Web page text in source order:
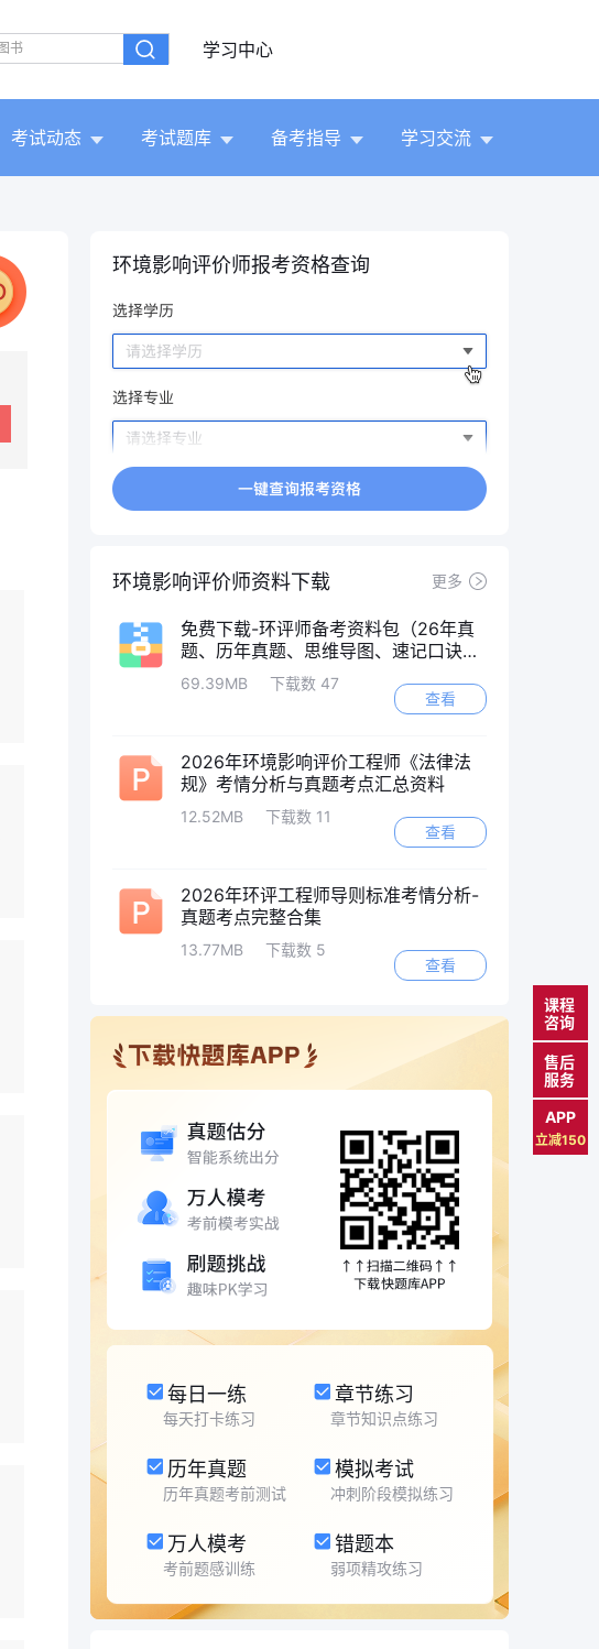
学习中心
考试动态 考试题库 备考指导 学习交流
环境影响评价师报考资格查询
环境影响评价师资料下载 更多
免费下载-环评师备考资料包（26年真
题、历年真题、思维导图、速记口诀
等）
69.39MB
下载数 47
查看
2026年环境影响评价工程师《法律法
规》考情分析与真题考点汇总资料
12.52MB
下载数 11
查看
2026年环评工程师导则标准考情分析-
真题考点完整合集
13.77MB
下载数 5
查看
每日一练
每天打卡练习
章节练习
章节知识点练习
历年真题
历年真题考前测试
模拟考试
冲刺阶段模拟练习
万人模考
考前题感训练
错题本
弱项精攻练习
课程
咨询
售后
服务
APP
立减150